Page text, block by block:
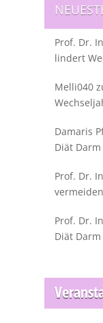
Prof. Dr.
lindert
Melli040
Damaris
Diät
Prof. Dr.
Prof. Dr.
Diät